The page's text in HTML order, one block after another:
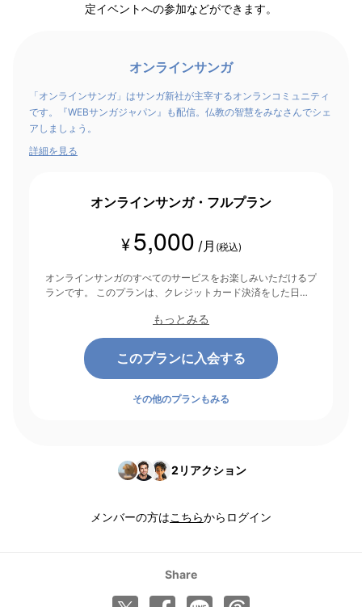
定イベントへの参加などができます。
オンラインサンガ
「オンラインサンガ」はサンガ新社が主宰するオンランコミュニティ
です。『WEBサンガジャパン』も配信。仏教の智慧をみなさんでシェ
アしましょう。
詳細を見る
オンラインサンガ・フルプラン
¥ 5,000 /月 (税込)
オンラインサンガのすべてのサービスをお楽しみいただけるプ
ランです。 このプランは、クレジットカード決済をした日を
もっとみる
このプランに入会する
その他のプランもみる
2 リアクション
メンバーの方はこちらからログイン
Share